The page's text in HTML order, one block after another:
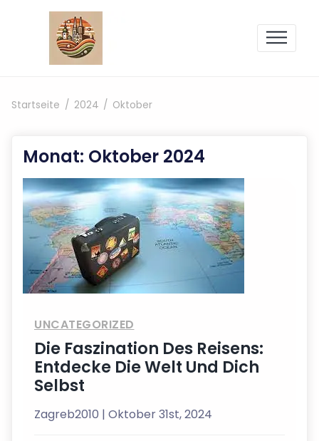
Zum Inhalt springen
Startseite 2024 Oktober
Monat: Oktober 2024
UNCATEGORIZED
Die Faszination Des Reisens:
Entdecke Die Welt Und Dich
Selbst
Zagreb2010 | Oktober 31st, 2024